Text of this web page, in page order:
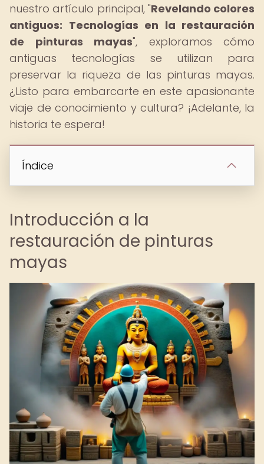
nuestro artículo principal, "Revelando colores
antiguos: Tecnologías en la restauración
de pinturas mayas", exploramos cómo
antiguas tecnologías se utilizan para
preservar la riqueza de las pinturas mayas.
¿Listo para embarcarte en este apasionante
viaje de conocimiento y cultura? ¡Adelante, la
historia te espera!
Índice
Introducción a la
restauración de pinturas
mayas